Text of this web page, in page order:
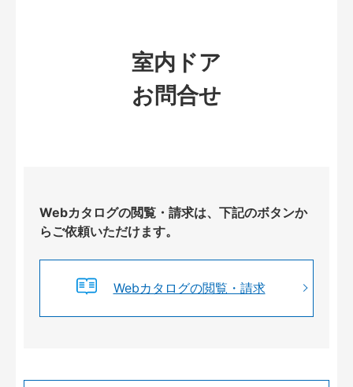
室内ドア
お問合せ
Webカタログの閲覧・請求は、下記のボタンか
らご依頼いただけます。
Webカタログの閲覧・請求